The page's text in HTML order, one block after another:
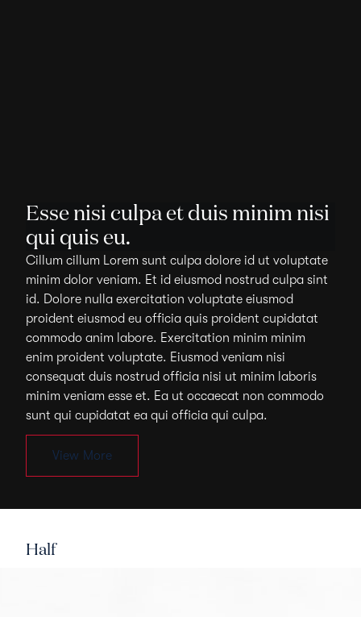
Esse nisi culpa et duis minim nisi
qui quis eu.
Cillum cillum Lorem sunt culpa dolore id ut voluptate
minim dolor veniam. Et id eiusmod nostrud culpa sint
id. Dolore nulla exercitation voluptate eiusmod
proident eiusmod eu officia quis proident cupidatat
commodo anim labore. Exercitation minim minim
enim proident voluptate. Eiusmod veniam nisi
consequat duis nostrud officia nisi ut minim laboris
minim veniam esse et. Ea ut occaecat non commodo
sunt qui cupidatat ea qui officia qui culpa.
View More
Half